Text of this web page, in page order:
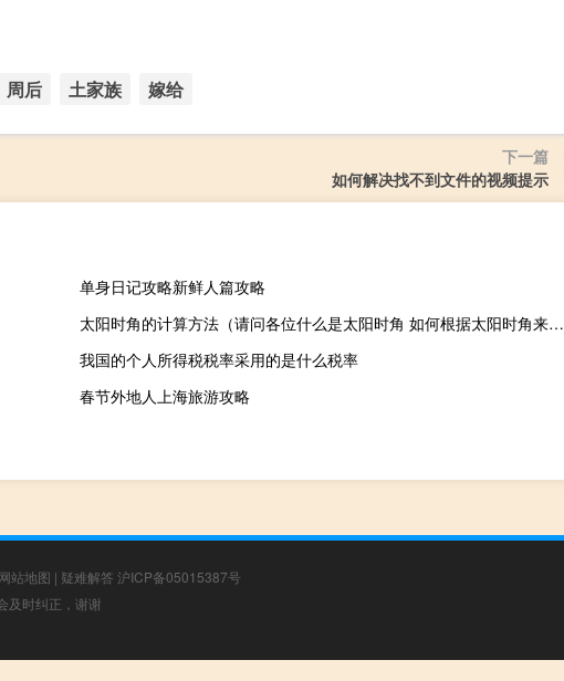
周后 土家族 嫁给
下一篇
如何解决找不到文件的视频提示
单身日记攻略新鲜人篇攻略
太阳时角的计算方法（请问各位什么是太阳时角 如何根据太阳时角来计算时间）
我国的个人所得税税率采用的是什么税率
春节外地人上海旅游攻略
网站地图 | 疑难解答 沪ICP备05015387号
及时纠正，谢谢